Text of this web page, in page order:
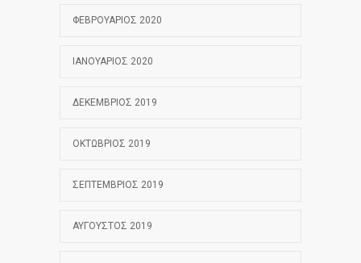
ΦΕΒΡΟΥΆΡΙΟΣ 2020
ΙΑΝΟΥΆΡΙΟΣ 2020
ΔΕΚΈΜΒΡΙΟΣ 2019
ΟΚΤΏΒΡΙΟΣ 2019
ΣΕΠΤΈΜΒΡΙΟΣ 2019
ΑΎΓΟΥΣΤΟΣ 2019